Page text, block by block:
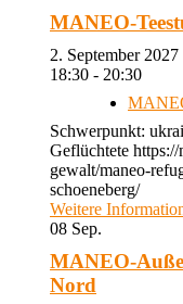
MANEO-
2. September
18:30 - 20:30
Schwerpunkt:
Geflüchtete
gewalt/maneo-
schoeneberg/
Weitere
08 Sep.
MANEO-
Nord